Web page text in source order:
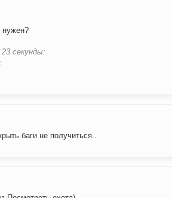
нужен?
секунды:
баги не получиться..